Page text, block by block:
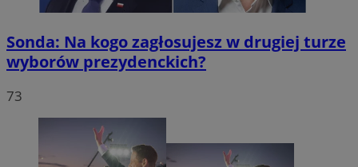
Sonda: Na kogo zagłosujesz w drugiej turze
wyborów prezydenckich?
73